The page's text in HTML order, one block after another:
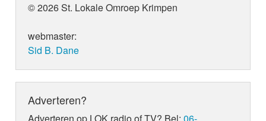
© 2026 St. Lokale Omroep Krimpen
webmaster:
Sid B. Dane
Adverteren?